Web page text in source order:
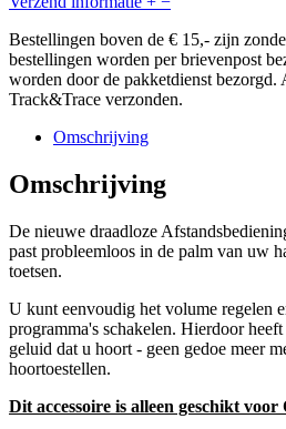
Bestellingen boven de € 15,- zijn
bestellingen worden per brievenpost
worden door de pakketdienst
Track&Trace verzonden.
Omschrijving
Omschrijving
De nieuwe draadloze
past probleemloos in de palm van uw
toetsen.
U kunt eenvoudig het volume regelen
programma's schakelen. Hierdoor
geluid dat u hoort - geen gedoe meer
hoortoestellen.
Dit accessoire is alleen geschikt